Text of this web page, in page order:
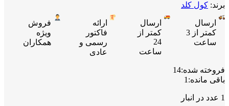
برند: کول کلد
ارسال
کمتر از 3
ساعت
ارسال
کمتر از
24
ساعت
ارائه
فاکتور
رسمی و
عادی
فروش
ویژه
همکاران
فروخته شده:14
باقی مانده: 1
1 عدد در انبار